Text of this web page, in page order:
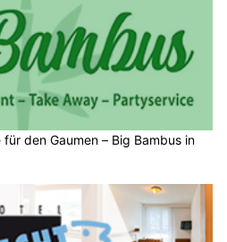
den Gaumen – Big Bambus in